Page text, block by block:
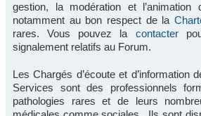
gestion, la modération et
notamment au bon respect de la
rares. Vous pouvez la contacter
signalement relatifs au Forum.
Les Chargés d’écoute et d’information
Services sont des professionnels
pathologies rares et de leurs